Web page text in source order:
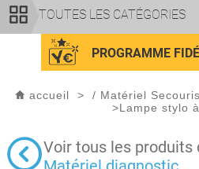
TOUTES LES CATÉGORIES
PROGRAMME
accueil > / Matériel
>Lampe stylo
Voir tous les produits